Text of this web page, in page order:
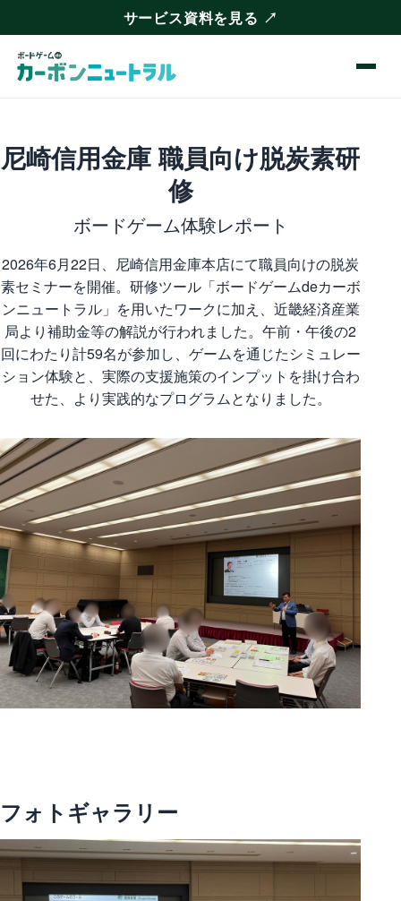
サービス資料を見る ↗
メニュ
尼崎信用金庫 職員向け脱炭素研
修
ボードゲーム体験レポート
2026年6月22日、尼崎信用金庫本店にて職員向けの脱炭
素セミナーを開催。研修ツール「ボードゲームdeカーボ
ンニュートラル」を用いたワークに加え、近畿経済産業
局より補助金等の解説が行われました。午前・午後の2
回にわたり計59名が参加し、ゲームを通じたシミュレー
ション体験と、実際の支援施策のインプットを掛け合わ
せた、より実践的なプログラムとなりました。
フォトギャラリー